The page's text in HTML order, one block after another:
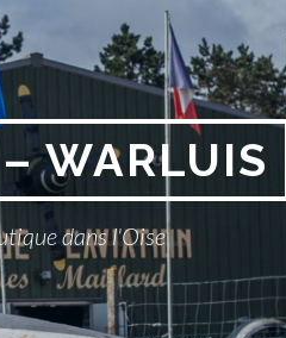
WARLUIS
dans l'Oise